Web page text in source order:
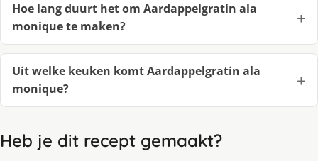
Hoe lang duurt het om Aardappelgratin ala
monique te maken?
Uit welke keuken komt Aardappelgratin ala
monique?
Heb je dit recept gemaakt?